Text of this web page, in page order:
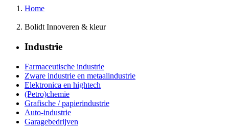
Home
Bolidt Innoveren & kleur
Industrie
Farmaceutische industrie
Zware industrie en metaalindustrie
Elektronica en hightech
(Petro)chemie
Grafische / papierindustrie
Auto-industrie
Garagebedrijven